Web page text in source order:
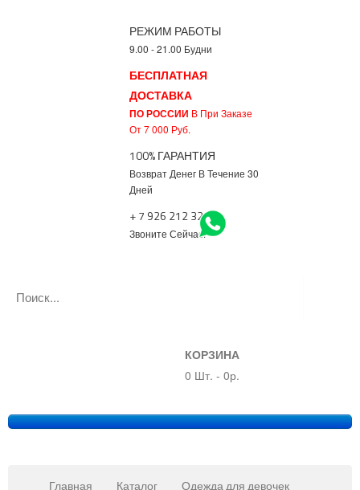
РЕЖИМ РАБОТЫ
9.00 - 21.00 Будни
БЕСПЛАТНАЯ
ДОСТАВКА
ПО РОССИИ В При Заказе
От 7 000 Руб.
100% ГАРАНТИЯ
Возврат Денег В Течение 30
Дней
+ 7 926 212 3217
Звоните Сейчас!
КОРЗИНА
0 Шт. - 0р.
Главная Каталог
Одежда для девочек